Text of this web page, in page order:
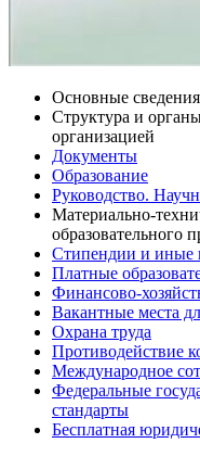
Основные сведения
Структура и
организацией
Документы
Образование
Руководство.
Материально-
образовательного
Стипендии и иные
Платные
Финансово-
Вакантные места
Охрана труда
Противодействие
Международное
Федеральные
стандарты
Бесплатная